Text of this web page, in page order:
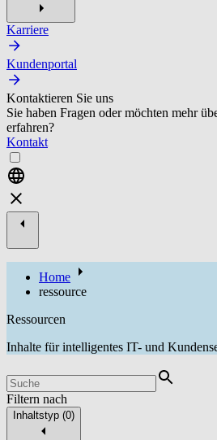
Karriere
Kundenportal
Kontaktieren Sie uns
Sie haben Fragen oder möchten mehr
erfahren?
Kontakt
Home
ressource
Ressourcen
Inhalte für intelligentes IT- und
Filtern nach
Inhaltstyp (0)